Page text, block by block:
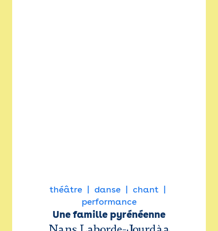
théâtre danse
chant
performance
Une famille pyrénéenne